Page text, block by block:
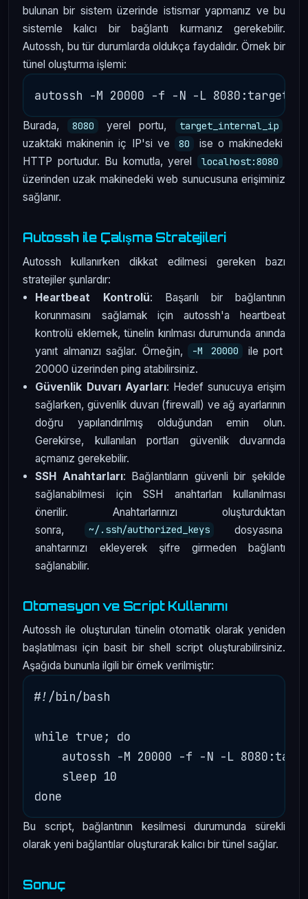
bulunan bir sistem üzerinde istismar yapmanız ve bu
sistemle kalıcı bir bağlantı kurmanız gerekebilir.
Autossh, bu tür durumlarda oldukça faydalıdır. Örnek bir
tünel oluşturma işlemi:
Burada, 8080 yerel portu, target_internal_ip
uzaktaki makinenin iç IP'si ve 80
ise o makinedeki
HTTP portudur. Bu komutla, yerel
localhost:8080
üzerinden uzak makinedeki web sunucusuna erişiminiz
sağlanır.
Autossh ile Çalışma Stratejileri
Autossh kullanırken dikkat edilmesi gereken bazı
stratejiler şunlardır:
Heartbeat Kontrolü: Başarılı bir bağlantının
korunmasını sağlamak için autossh'a heartbeat
kontrolü eklemek, tünelin kırılması durumunda anında
yanıt almanızı sağlar. Örneğin,
-M 20000
ile port
20000 üzerinden ping atabilirsiniz.
Güvenlik Duvarı Ayarları: Hedef sunucuya erişim
sağlarken, güvenlik duvarı (firewall) ve ağ ayarlarının
doğru yapılandırılmış olduğundan emin olun.
Gerekirse, kullanılan portları güvenlik duvarında
açmanız gerekebilir.
SSH Anahtarları: Bağlantıların güvenli bir şekilde
sağlanabilmesi için SSH anahtarları kullanılması
önerilir. Anahtarlarınızı oluşturduktan
sonra,
~/.ssh/authorized_keys
dosyasına
anahtarınızı ekleyerek şifre girmeden bağlantı
sağlanabilir.
Otomasyon ve Script Kullanımı
Autossh ile oluşturulan tünelin otomatik olarak yeniden
başlatılması için basit bir shell script oluşturabilirsiniz.
Aşağıda bununla ilgili bir örnek verilmiştir:
#!/bin/bash
while true; do
autossh -M 20000 -f -N -L
    sleep 10
Bu script, bağlantının kesilmesi durumunda sürekli
olarak yeni bağlantılar oluşturarak kalıcı bir tünel sağlar.
Sonuç